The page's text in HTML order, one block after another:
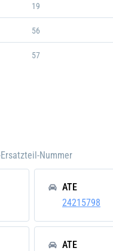
19
56
57
Nummer
ATE
24215798
ATE